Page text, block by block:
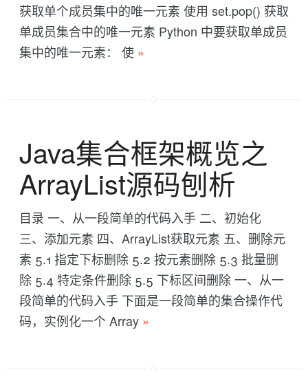
获取单个成员集中的唯一元素 使用 set.pop() 获取
单成员集合中的唯一元素 Python 中要获取单成员
集中的唯一元素： 使 »
Java集合框架概览之
ArrayList源码刨析
目录 一、从一段简单的代码入手 二、初始化
三、添加元素 四、ArrayList获取元素 五、删除元
素 5.1 指定下标删除 5.2 按元素删除 5.3 批量删
除 5.4 特定条件删除 5.5 下标区间删除 一、从一
段简单的代码入手 下面是一段简单的集合操作代
码，实例化一个 Array »